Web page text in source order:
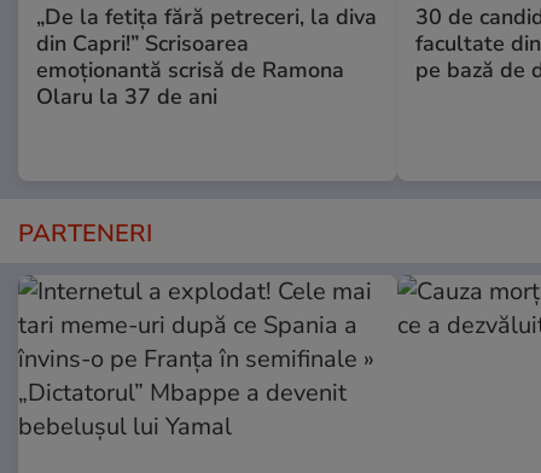
„De la fetița fără petreceri, la diva
din Capri!” Scrisoarea
emoționantă scrisă de Ramona
Olaru la 37 de ani
30 de
facultate
pe bază de
PARTENERI